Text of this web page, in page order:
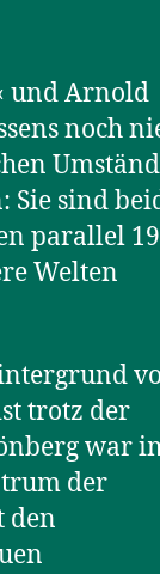
und Arnold
noch
Sie sind
parallel
Welten
trotz der
war
der
den